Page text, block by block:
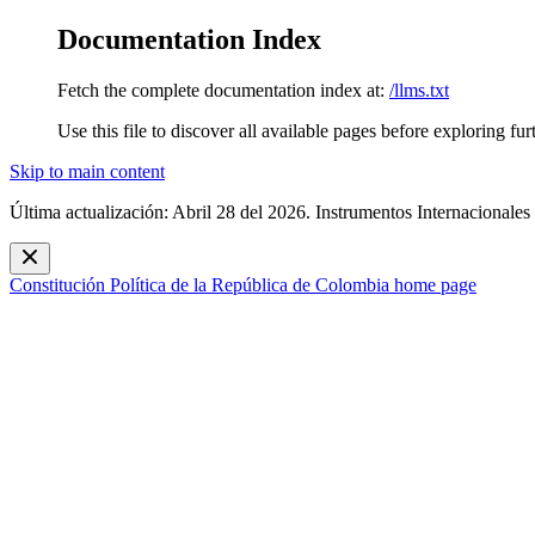
Documentation Index
Fetch the complete documentation index at: /llms.txt
Use this file to discover all available pages before exploring
Skip to main content
Última actualización: Abril 28 del 2026. Instrumentos Internacionales
Constitución Política de la República de Colombia home page